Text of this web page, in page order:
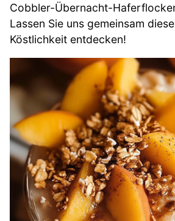
Cobbler-Übernacht-
Lassen Sie uns gemeinsam
Köstlichkeit entdecken!